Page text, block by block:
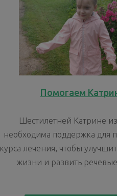
Помогаем
Шестилетней Катрине
необходима поддержка для
курса лечения, чтобы
жизни и развить